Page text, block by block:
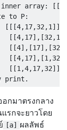
array:
to P:
[[1,4,17,32]]]
อกมาตรงกลาง
รกจะยาวโดย
[a]
ผลลัพธ์